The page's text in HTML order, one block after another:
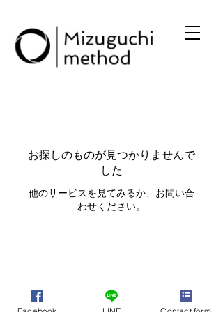
お探しのものが見つかりませんで
した
他のサービスを見てみるか、お問い合
わせください。